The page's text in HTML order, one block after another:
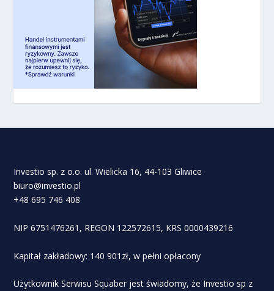
Investio sp. z o.o. ul. Wielicka 16, 44-103 Gliwice
biuro@investio.pl
+48 695 746 408
NIP 6751476261, REGON 122572615, KRS 0000439216
Kapitał zakładowy: 140 901zł, w pełni opłacony
Użytkownik Serwisu Squaber jest świadomy, że Investio sp z